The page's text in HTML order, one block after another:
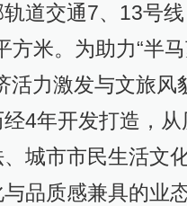
道交通7、13号
方米。为助力“半
活力激发与文旅风
4年开发打造，从
城市市民生活文
品质感兼具的业